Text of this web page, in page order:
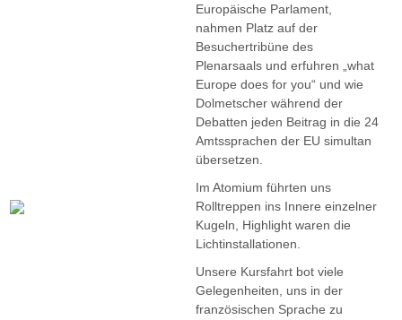
Europäische Parlament,
nahmen Platz auf der
Besuchertribüne des
Plenarsaals und erfuhren „what
Europe does for you“ und wie
Dolmetscher während der
Debatten jeden Beitrag in die 24
Amtssprachen der EU simultan
übersetzen.
Im Atomium führten uns
Rolltreppen ins Innere einzelner
Kugeln, Highlight waren die
Lichtinstallationen.
Unsere Kursfahrt bot viele
Gelegenheiten, uns in der
französischen Sprache zu